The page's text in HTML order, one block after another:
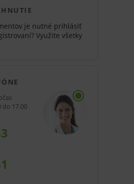
je nutné prihlásiť
Využite všetky
do 17.00